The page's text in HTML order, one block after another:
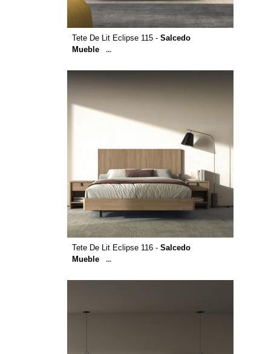
Tete De Lit Eclipse 115 - Salcedo
Mueble
...
Tete De Lit Eclipse 116 - Salcedo
Mueble
...